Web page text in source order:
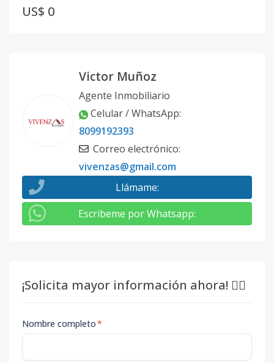
US$ 0
Victor Muñoz
Agente Inmobiliario
Celular / WhatsApp:
8099192393
Correo electrónico:
vivenzas@gmail.com
Llámame:
Escribeme por Whatsapp:
¡Solicita mayor información ahora! 👇🏽
Nombre completo*